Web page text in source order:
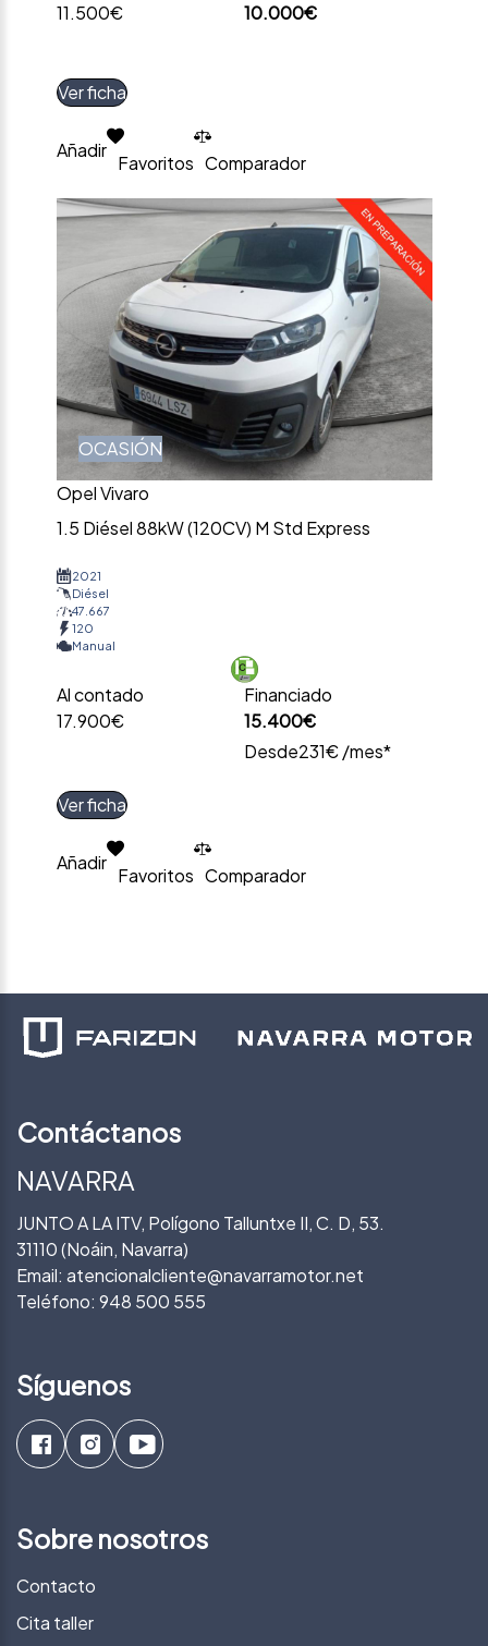
11.500€
10.000€
Ver ficha
Añadir
Favoritos Comparador
OCASIÓN
Opel Vivaro
1.5 Diésel 88kW (120CV) M Std Express
2021
Diésel
47.667
120
Manual
Al contado
17.900€
Financiado
15.400€
Desde231€ /mes*
Ver ficha
Añadir
Favoritos Comparador
Contáctanos
NAVARRA
JUNTO A LA ITV, Polígono Talluntxe II, C. D, 53.
31110 (Noáin, Navarra)
Email: atencionalcliente@navarramotor.net
Teléfono: 948 500 555
Síguenos
Sobre nosotros
Contacto
Cita taller